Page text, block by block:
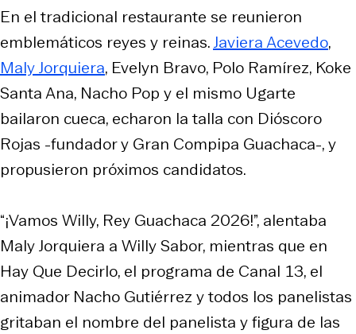
En el tradicional restaurante se reunieron
emblemáticos reyes y reinas.Javiera Acevedo,
Maly Jorquiera, Evelyn Bravo, Polo Ramírez, Koke
Santa Ana, Nacho Pop y el mismo Ugarte
bailaron cueca, echaron la talla con Dióscoro
Rojas -fundador y Gran Compipa Guachaca-, y
propusieron próximos candidatos.
“¡Vamos Willy, Rey Guachaca 2026!”, alentaba
Maly Jorquiera a Willy Sabor, mientras que en
Hay Que Decirlo, el programa de Canal 13, el
animador Nacho Gutiérrez y todos los panelistas
gritaban el nombre del panelista y figura de las